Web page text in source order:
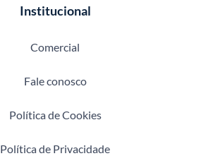
Institucional
Comercial
Fale conosco
Política de Cookies
Política de Privacidade